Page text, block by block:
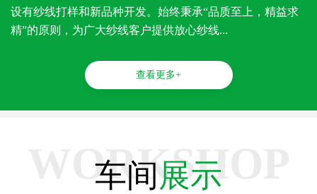
设有纱线打样和新品种开发。始终秉承“品质至上，精益求
精”的原则，为广大纱线客户提供放心纱线...
查看更多+
WORKSHOP
车间 展示